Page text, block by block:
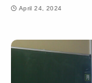
April 24, 2024